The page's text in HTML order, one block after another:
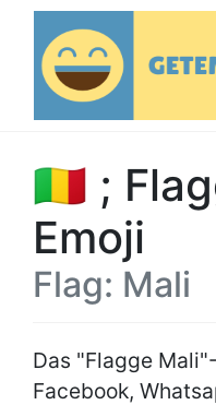
🇲🇱 ;
Emoji
Flag: Mali
Das "Flagge
Facebook,